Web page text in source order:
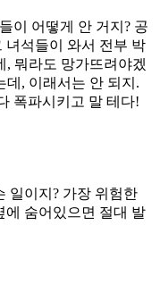
이 어떻게 안 거지? 공
녀석들이 와서 전부 박
, 뭐라도 망가뜨려야겠
데, 이래서는 안 되지.
폭파시키고 말 테다!
일이지? 가장 위험한
에 숨어있으면 절대 발